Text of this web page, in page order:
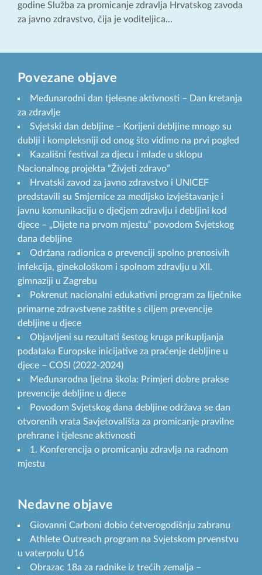
godine Služba za promicanje zdravlja Hrvatskog zavoda
za javno zdravstvo, čija je voditeljica...
Povezane objave
Međunarodni dan tjelesne aktivnosti – Dan kretanja
za zdravlje
Svjetski dan debljine – Korijeni debljine mnogo su
dublji i kompleksniji od onog što vidimo na prvi pogled
Kazališni festival za djecu i mlade u sklopu
Nacionalnog projekta “Živjeti zdravo”
Hrvatski zavod za javno zdravstvo i UNICEF
predstavili su Smjernice za medijsko izvještavanje i
javnu komunikaciju o dječjem zdravlju i debljini kod
djece – „Dijete na prvom mjestu“ povodom Svjetskog
dana debljine
Održana radionica o prevenciji spolno prenosivih
infekcija, ginekološkom i spolnom zdravlju u XII.
gimnaziji u Zagrebu
Pokrenut nacionalni edukativni program za liječnike
primarne zdravstvene zaštite s ciljem prevencije
debljine u djece
Objavljeni su rezultati šestog kruga prikupljanja
podataka Europske inicijative za praćenje debljine u
djece – COSI (2022-2024)
Međunarodna ljetna škola: Primjeri dobre prakse
prevencije debljine u djece
Povodom Svjetskog dana debljine održava se dan
otvorenih vrata Savjetovališta za promicanje pravilne
prehrane i tjelesne aktivnosti
1. Konferencija o promicanju zdravlja na radnom
mjestu
Nedavne objave
Giovanni Carboni dobio četverogodišnju zabranu
Athlete Outreach program na Svjetskom prvenstvu
u vaterpolu U16
Obrazac 18a za radnike iz trećih zemalja –